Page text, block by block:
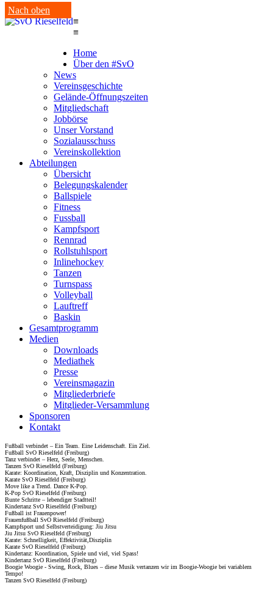
Nach oben
≡
≡
Home
Über den #SvO
News
Vereinsgeschichte
Gelände-Öffnungszeiten
Mitgliedschaft
Jobbörse
Unser Vorstand
Sozialausschuss
Vereinskollektion
Abteilungen
Übersicht
Belegungskalender
Ballspiele
Fitness
Fussball
Kampfsport
Rennrad
Rollstuhlsport
Inlinehockey
Tanzen
Turnspass
Volleyball
Lauftreff
Baskin
Gesamtprogramm
Medien
Downloads
Mediathek
Presse
Vereinsmagazin
Mitgliederbriefe
Mitglieder-Versammlung
Sponsoren
Kontakt
Fußball verbindet – Ein Team. Eine Leidenschaft. Ein Ziel.
Fußball SvO Rieselfeld (Freiburg)
Tanz verbindet – Herz, Seele, Menschen.
Tanzen SvO Rieselfeld (Freiburg)
Karate: Koordination, Kraft, Disziplin und Konzentration.
Karate SvO Rieselfeld (Freiburg)
Move like a Trend. Dance K-Pop.
K-Pop SvO Rieselfeld (Freiburg)
Bunte Schritte – lebendiger Stadtteil!
Kindertanz SvO Rieselfeld (Freiburg)
Fußball ist Frauenpower!
Frauenfußball SvO Rieselfeld (Freiburg)
Kampfsport und Selbstverteidigung: Jiu Jitsu
Jiu Jitsu SvO Rieselfeld (Freiburg)
Karate: Schnelligkeit, Effektivität,Disziplin
Karate SvO Rieselfeld (Freiburg)
Kindertanz: Koordination, Spiele und viel, viel Spass!
Kindertanz SvO Rieselfeld (Freiburg)
Boogie Woogie - Swing, Rock, Blues – diese Musik vertanzen wir im Boogie-Woogie bei variablem
Tempo!
Tanzen SvO Rieselfeld (Freiburg)